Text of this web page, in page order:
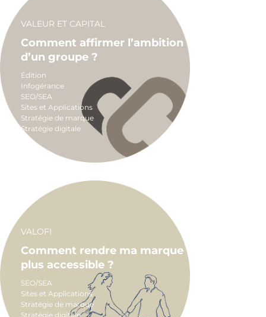
VALEUR ET CAPITAL
Comment affirmer l’ambition
d’un groupe ?
Édition
Infogérance
SEO/SEA
Sites et Applications
Stratégie de marque
Stratégie digitale
VALOFI
Comment rendre ma marque
plus accessible ?
SEO/SEA
Sites et Applications
Stratégie de marque
Stratégie digitale